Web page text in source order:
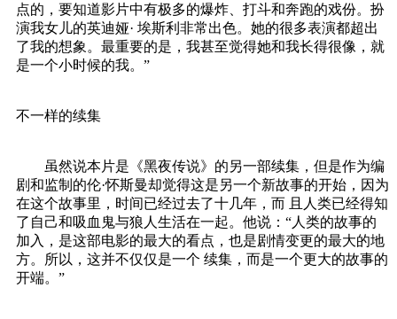
点的，要知道影片中有极多的爆炸、打斗和奔跑的戏份。扮
演我女儿的英迪娅· 埃斯利非常出色。她的很多表演都超出
了我的想象。最重要的是，我甚至觉得她和我长得很像，就
是一个小时候的我。”
不一样的续集
虽然说本片是《黑夜传说》的另一部续集，但是作为编
剧和监制的伦·怀斯曼却觉得这是另一个新故事的开始，因为
在这个故事里，时间已经过去了十几年，而 且人类已经得知
了自己和吸血鬼与狼人生活在一起。他说：“人类的故事的
加入，是这部电影的最大的看点，也是剧情变更的最大的地
方。所以，这并不仅仅是一个 续集，而是一个更大的故事的
开端。”